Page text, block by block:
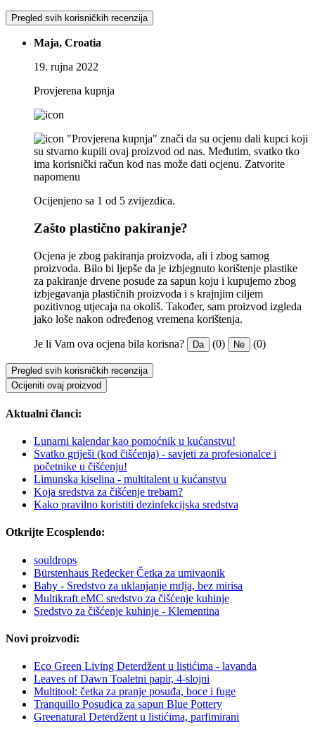
Pregled svih korisničkih recenzija
Maja, Croatia
19. rujna 2022
Provjerena kupnja
"Provjerena kupnja" znači da su ocjenu dali kupci koji
su stvarno kupili ovaj proizvod od nas. Međutim, svatko tko
ima korisnički račun kod nas može dati ocjenu. Zatvorite
napomenu
Ocijenjeno sa 1 od 5 zvijezdica.
Zašto plastično pakiranje?
Ocjena je zbog pakiranja proizvoda, ali i zbog samog
proizvoda. Bilo bi ljepše da je izbjegnuto korištenje plastike
za pakiranje drvene posude za sapun koju i kupujemo zbog
izbjegavanja plastičnih proizvoda i s krajnjim ciljem
pozitivnog utjecaja na okoliš. Također, sam proizvod izgleda
jako loše nakon određenog vremena korištenja.
Je li Vam ova ocjena bila korisna? Da (0) Ne (0)
Pregled svih korisničkih recenzija
Ocijeniti ovaj proizvod
Aktualni članci:
Lunarni kalendar kao pomoćnik u kućanstvu!
Svatko griješi (kod čišćenja) - savjeti za profesionalce i
početnike u čišćenju!
Limunska kiselina - multitalent u kućanstvu
Koja sredstva za čišćenje trebam?
Kako pravilno koristiti dezinfekcijska sredstva
Otkrijte Ecosplendo:
souldrops
Bürstenhaus Redecker Četka za umivaonik
Baby - Sredstvo za uklanjanje mrlja, bez mirisa
Multikraft eMC sredstvo za čišćenje kuhinje
Sredstvo za čišćenje kuhinje - Klementina
Novi proizvodi:
Eco Green Living Deterdžent u listićima - lavanda
Leaves of Dawn Toaletni papir, 4-slojni
Multitool: četka za pranje posuđa, boce i fuge
Tranquillo Posudica za sapun Blue Pottery
Greenatural Deterdžent u listićima, parfimirani